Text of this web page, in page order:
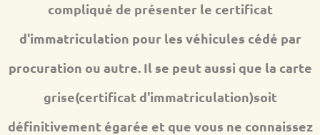
compliqué de présenter le certificat
d'immatriculation pour les véhicules cédé par
procuration ou autre. Il se peut aussi que la carte
grise(certificat d'immatriculation)soit
définitivement égarée et que vous ne connaissez